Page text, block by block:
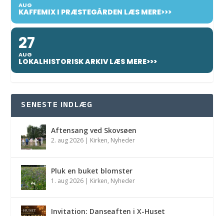
AUG
KAFFEMIX I PRÆSTEGÅRDEN LÆS MERE>>>
27
AUG
LOKALHISTORISK ARKIV LÆS MERE>>>
SENESTE INDLÆG
Aftensang ved Skovsøen
2. aug 2026 | Kirken, Nyheder
Pluk en buket blomster
1. aug 2026 | Kirken, Nyheder
Invitation: Danseaften i X-Huset